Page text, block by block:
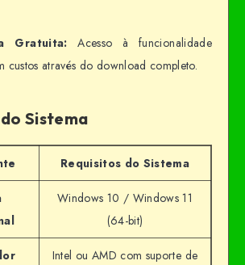
Gratuita: Acesso à funcionalidade
custos através do download completo.
Sistema
Requisitos do Sistema
Windows 10 / Windows 11
(64-bit)
Intel ou AMD com suporte de